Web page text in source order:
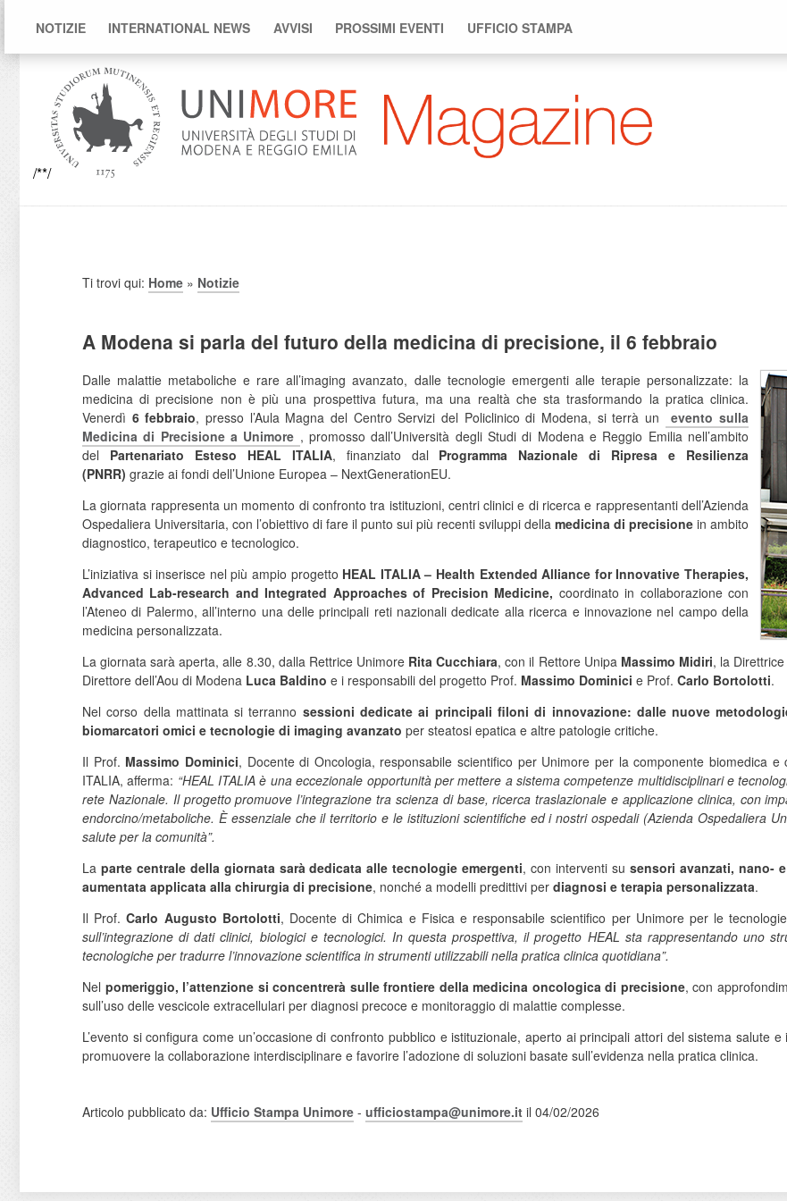
NOTIZIE INTERNATIONAL NEWS AVVISI PROSSIMI EVENTI UFFICIO STAMPA
/**/
Ti trovi qui: Home » Notizie
A Modena si parla del futuro della medicina di precisione, il 6 febbraio
Dalle malattie metaboliche e rare all’imaging avanzato, dalle tecnologie emergenti alle terapie personalizzate: la
medicina di precisione non è più una prospettiva futura, ma una realtà che sta trasformando la pratica clinica.
Venerdì 6 febbraio, presso l’Aula Magna del Centro Servizi del Policlinico di Modena, si terrà un evento sulla
Medicina di Precisione a Unimore , promosso dall’Università degli Studi di Modena e Reggio Emilia nell’ambito
del Partenariato Esteso HEAL ITALIA, finanziato dal Programma Nazionale di Ripresa e Resilienza
(PNRR) grazie ai fondi dell’Unione Europea – NextGenerationEU.
La giornata rappresenta un momento di confronto tra istituzioni, centri clinici e di ricerca e rappresentanti dell’Azienda
Ospedaliera Universitaria, con l’obiettivo di fare il punto sui più recenti sviluppi della medicina di precisione in ambito
diagnostico, terapeutico e tecnologico.
L’iniziativa si inserisce nel più ampio progetto HEAL ITALIA – Health Extended Alliance for Innovative Therapies,
Advanced Lab-research and Integrated Approaches of Precision Medicine, coordinato in collaborazione con
l’Ateneo di Palermo, all’interno una delle principali reti nazionali dedicate alla ricerca e innovazione nel campo della
medicina personalizzata.
La giornata sarà aperta, alle 8.30, dalla Rettrice Unimore Rita Cucchiara, con il Rettore Unipa Massimo Midiri, la
Direttore dell’Aou di Modena Luca Baldino e i responsabili del progetto Prof. Massimo Dominici e Prof. Carlo Bortolotti.
Nel corso della mattinata si terranno sessioni dedicate ai principali filoni di innovazione: dalle nuove
biomarcatori omici e tecnologie di imaging avanzato per steatosi epatica e altre patologie critiche.
Il Prof. Massimo Dominici, Docente di Oncologia, responsabile scientifico per Unimore per la componente biomedica
ITALIA, afferma: “HEAL ITALIA è una eccezionale opportunità per mettere a sistema competenze multidisciplinari e
rete Nazionale. Il progetto promuove l’integrazione tra scienza di base, ricerca traslazionale e applicazione clinica, con
endorcino/metaboliche. È essenziale che il territorio e le istituzioni scientifiche ed i nostri ospedali (Azienda Ospedaliera
salute per la comunità”.
La parte centrale della giornata sarà dedicata alle tecnologie emergenti, con interventi su sensori avanzati, nano-
aumentata applicata alla chirurgia di precisione, nonché a modelli predittivi per diagnosi e terapia personalizzata.
Il Prof.Carlo Augusto Bortolotti, Docente di Chimica e Fisica e responsabile scientifico per Unimore per le
sull’integrazione di dati clinici, biologici e tecnologici. In questa prospettiva, il progetto HEAL sta rappresentando uno
tecnologiche per tradurre l’innovazione scientifica in strumenti utilizzabili nella pratica clinica quotidiana”.
Nel pomeriggio, l’attenzione si concentrerà sulle frontiere della medicina oncologica di precisione, con
sull’uso delle vescicole extracellulari per diagnosi precoce e monitoraggio di malattie complesse.
L’evento si configura come un’occasione di confronto pubblico e istituzionale, aperto ai principali attori del sistema salute
promuovere la collaborazione interdisciplinare e favorire l’adozione di soluzioni basate sull’evidenza nella pratica clinica.
Articolo pubblicato da: Ufficio Stampa Unimore - ufficiostampa@unimore.it il 04/02/2026